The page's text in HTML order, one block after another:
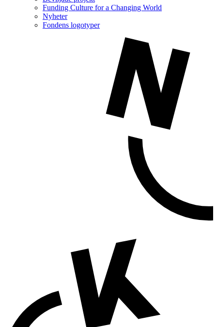
Funding Culture for a Changing World
Nyheter
Fondens logotyper